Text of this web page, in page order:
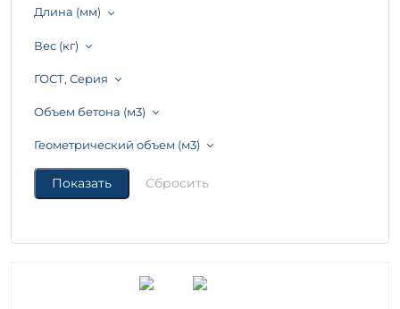
Длина (мм)
Вес (кг)
ГОСТ, Серия
Объем бетона (м3)
Геометрический объем (м3)